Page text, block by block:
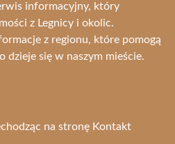
informacyjny, który
z Legnicy i okolic.
z regionu, które pomogą
dzieje się w naszym mieście.
na stronę Kontakt